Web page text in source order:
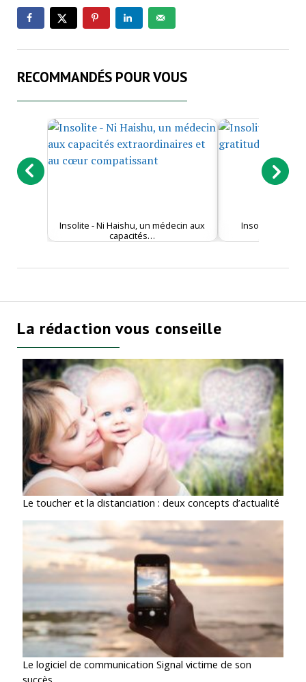
RECOMMANDÉS POUR VOUS
Insolite - Ni Haishu, un médecin aux
capacités…
Insolite -
La rédaction vous conseille
Le toucher et la distanciation : deux concepts d’actualité
Le logiciel de communication Signal victime de son